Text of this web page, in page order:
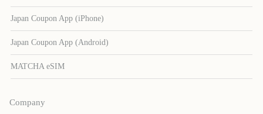
Japan Coupon App (iPhone)
Japan Coupon App (Android)
MATCHA eSIM
Company